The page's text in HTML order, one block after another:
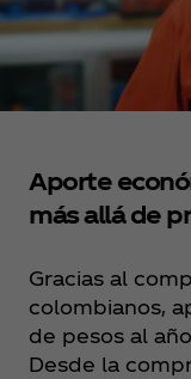
Aporte
más allá de
Gracias al
colombianos,
de pesos al
Desde la